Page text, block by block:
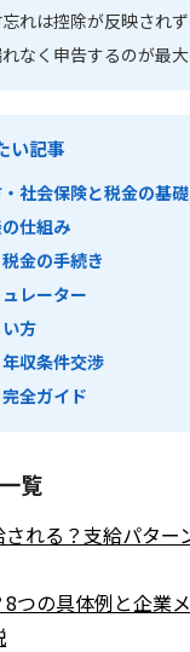
れは控除が反映され
なく申告するのが最
い記事
社会保険と税金の基礎
仕組み
金の手続き
レーター
方
収条件交渉
全ガイド
覧
れる？支給パター
つの具体例と企業